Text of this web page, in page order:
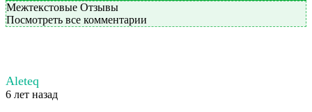
Межтекстовые Отзывы
Посмотреть все комментарии
Aleteq
6 лет назад